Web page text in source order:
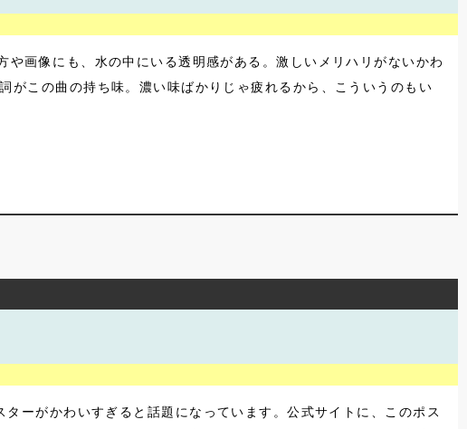
画像にも、水の中にいる透明感がある。激しいメリハリがないかわ
がこの曲の持ち味。濃い味ばかりじゃ疲れるから、こういうのもい
ーがかわいすぎると話題になっています。公式サイトに、このポス